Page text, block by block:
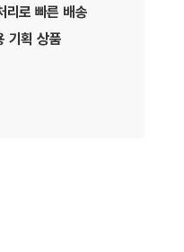
리로 빠른 배송
기획 상품